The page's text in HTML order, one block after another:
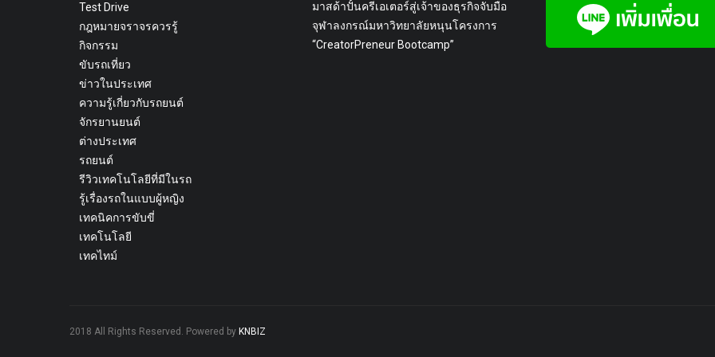
Test Drive
กฎหมายจราจรควรรู้
กิจกรรม
ขับรถเที่ยว
ข่าวในประเทศ
ความรู้เกี่ยวกับรถยนต์
จักรยานยนต์
ต่างประเทศ
รถยนต์
รีวิวเทคโนโลยีที่มีในรถ
รู้เรื่องรถในแบบผู้หญิง
เทคนิคการขับขี่
เทคโนโลยี
เทคไทม์
มาสด้าปั้นครีเอเตอร์สู่เจ้าของธุรกิจจับมือ
จุฬาลงกรณ์มหาวิทยาลัยหนุนโครงการ
“CreatorPreneur Bootcamp”
2018 All Rights Reserved. Powered by KNBIZ